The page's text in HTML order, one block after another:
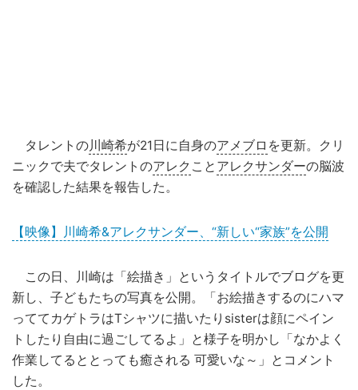
タレントの川崎希が21日に自身のアメブロ を更新。クリ
ニックで夫でタレントのアレク こと アレクサンダーの脳波
を確認した結果を報告した。
【映像】川崎希&アレクサンダー、“新しい“家族”を公開
この日、川崎は「絵描き」というタイトルでブログを更
新し、子どもたちの写真を公開。「お絵描きするのにハマ
っててカゲトラはTシャツに描いたりsisterは顔にペイン
トしたり自由に過ごしてるよ」と様子を明かし「なかよく
作業してるととっても癒される 可愛いな～」とコメント
した。